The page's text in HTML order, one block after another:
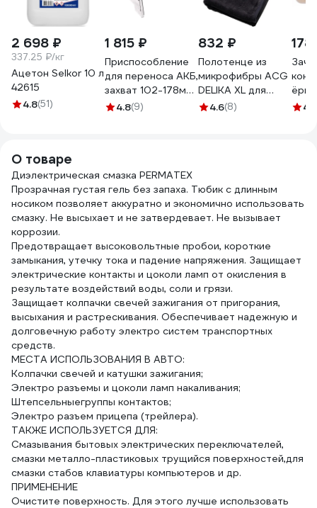
2 698 ₽
337.25 ₽/кг
Ацетон Selkor 10 л
42615
4.8(51)
1 815 ₽
Приспособление
для переноса АКБ,
захват 102-178мм
JTC -1922 694151
4.8(9)
832 ₽
Полотенце из
микрофибры ACG
DELIKA XL для
деликатной сушки
4.6(8)
178
4.9
О товаре
Диэлектрическая смазка PERMATEX
Прозрачная густая гель без запаха. Тюбик с длинным
носиком позволяет аккуратно и экономично использовать
смазку. Не высыхает и не затвердевает. Не вызывает
коррозии.
Предотвращает высоковольтные пробои, короткие
замыкания, утечку тока и падение напряжения. Защищает
электрические контакты и цоколи ламп от окисления в
результате воздействий воды, соли и грязи.
Защищает колпачки свечей зажигания от пригорания,
высыхания и растрескивания. Обеспечивает надежную и
долговечную работу электро систем транспортных
средств.
МЕСТА ИСПОЛЬЗОВАНИЯ В АВТО:
Колпачки свечей и катушки зажигания;
Электро разъемы и цоколи ламп накаливания;
Штепсельныегруппы контактов;
Электро разъем прицепа (трейлера).
ТАКЖЕ ИСПОЛЬЗУЕТСЯ ДЛЯ:
Смазывания бытовых электрических переключателей,
смазки металло-пластиковых трущийся поверхностей,для
смазки стабов клавиатуры компьютеров и др.
ПРИМЕНЕНИЕ
Очистите поверхность. Для этого лучше использовать